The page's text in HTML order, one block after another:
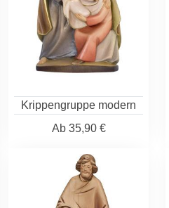
Krippengruppe modern
Ab35,90 €